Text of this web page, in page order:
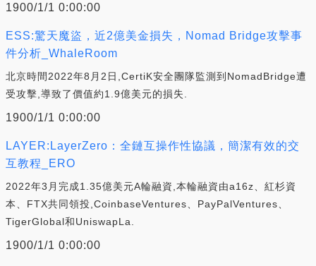
1900/1/1 0:00:00
ESS:驚天魔盜，近2億美金損失，Nomad Bridge攻擊事
件分析_WhaleRoom
北京時間2022年8月2日,CertiK安全團隊監測到NomadBridge遭
受攻擊,導致了價值約1.9億美元的損失.
1900/1/1 0:00:00
LAYER:LayerZero：全鏈互操作性協議，簡潔有效的交
互教程_ERO
2022年3月完成1.35億美元A輪融資,本輪融資由a16z、紅杉資
本、FTX共同領投,CoinbaseVentures、PayPalVentures、
TigerGlobal和UniswapLa.
1900/1/1 0:00:00